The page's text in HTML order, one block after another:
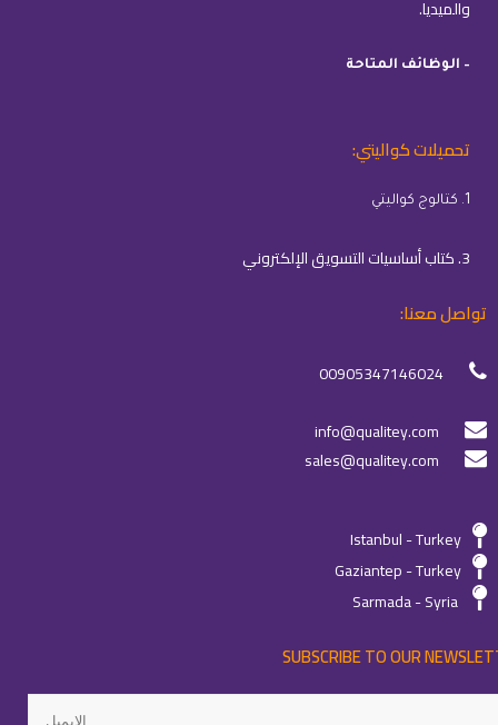
والميديا.
– الوظائف المتاحة
تحميلات كواليتي:
1. كتالوج كواليتي
3. كتاب أساسيات التسويق الإلكتروني
تواصل معنا:
00905347146024
info@qualitey.com
sales@qualitey.com
Istanbul - Turkey
Gaziantep - Turkey
Sarmada - Syria
SUBSCRIBE TO OUR